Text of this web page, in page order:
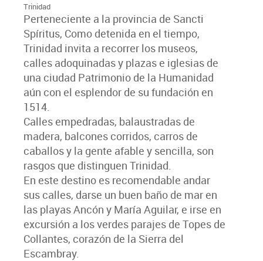
Trinidad
Perteneciente a la provincia de Sancti
Spíritus, Como detenida en el tiempo,
Trinidad invita a recorrer los museos,
calles adoquinadas y plazas e iglesias de
una ciudad Patrimonio de la Humanidad
aún con el esplendor de su fundación en
1514.
Calles empedradas, balaustradas de
madera, balcones corridos, carros de
caballos y la gente afable y sencilla, son
rasgos que distinguen Trinidad.
En este destino es recomendable andar
sus calles, darse un buen baño de mar en
las playas Ancón y María Aguilar, e irse en
excursión a los verdes parajes de Topes de
Collantes, corazón de la Sierra del
Escambray.